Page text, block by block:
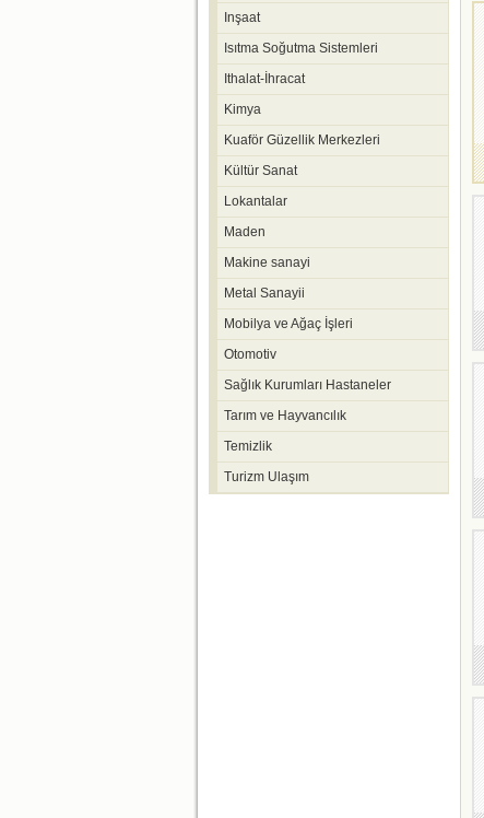
Inşaat
Isıtma Soğutma Sistemleri
Ithalat-İhracat
Kimya
Kuaför Güzellik Merkezleri
Kültür Sanat
Lokantalar
Maden
Makine sanayi
Metal Sanayii
Mobilya ve Ağaç İşleri
Otomotiv
Sağlık Kurumları Hastaneler
Tarım ve Hayvancılık
Temizlik
Turizm Ulaşım